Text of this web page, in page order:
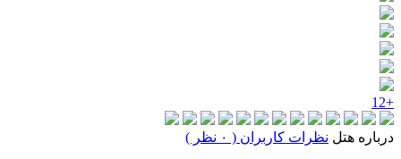
+12
درباره هتل نظرات کاربران ( ۰ نظر )